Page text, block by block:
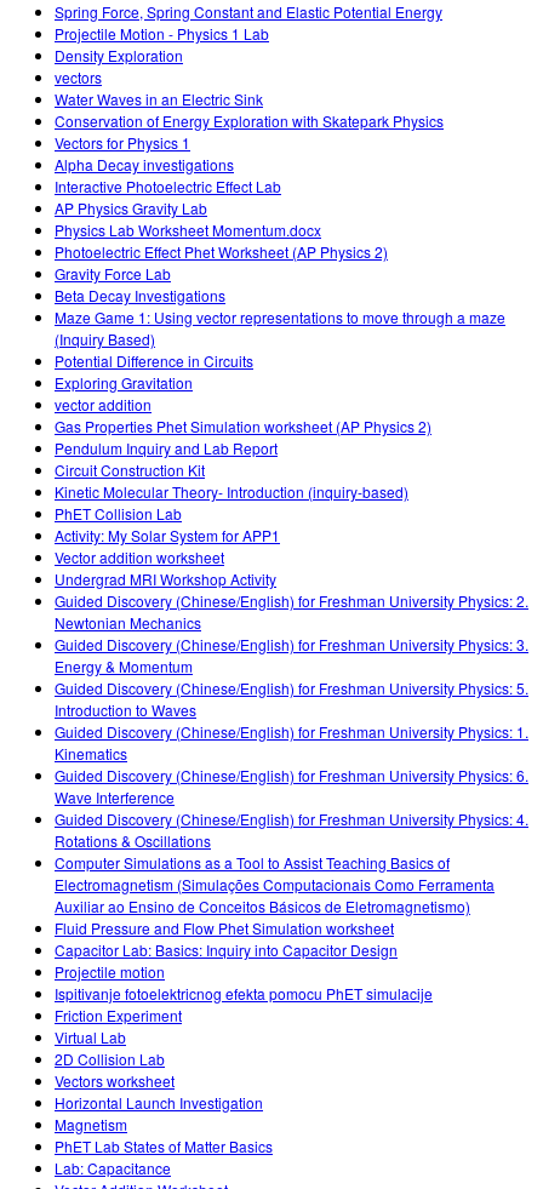
Spring Force, Spring Constant and Elastic Potential Energy
Projectile Motion - Physics 1 Lab
Density Exploration
vectors
Water Waves in an Electric Sink
Conservation of Energy Exploration with Skatepark Physics
Vectors for Physics 1
Alpha Decay investigations
Interactive Photoelectric Effect Lab
AP Physics Gravity Lab
Physics Lab Worksheet Momentum.docx
Photoelectric Effect Phet Worksheet (AP Physics 2)
Gravity Force Lab
Beta Decay Investigations
Maze Game 1: Using vector representations to move through a maze
(Inquiry Based)
Potential Difference in Circuits
Exploring Gravitation
vector addition
Gas Properties Phet Simulation worksheet (AP Physics 2)
Pendulum Inquiry and Lab Report
Circuit Construction Kit
Kinetic Molecular Theory- Introduction (inquiry-based)
PhET Collision Lab
Activity: My Solar System for APP1
Vector addition worksheet
Undergrad MRI Workshop Activity
Guided Discovery (Chinese/English) for Freshman University Physics: 2.
Newtonian Mechanics
Guided Discovery (Chinese/English) for Freshman University Physics: 3.
Energy & Momentum
Guided Discovery (Chinese/English) for Freshman University Physics: 5.
Introduction to Waves
Guided Discovery (Chinese/English) for Freshman University Physics: 1.
Kinematics
Guided Discovery (Chinese/English) for Freshman University Physics: 6.
Wave Interference
Guided Discovery (Chinese/English) for Freshman University Physics: 4.
Rotations & Oscillations
Computer Simulations as a Tool to Assist Teaching Basics of
Electromagnetism (Simulações Computacionais Como Ferramenta
Auxiliar ao Ensino de Conceitos Básicos de Eletromagnetismo)
Fluid Pressure and Flow Phet Simulation worksheet
Capacitor Lab: Basics: Inquiry into Capacitor Design
Projectile motion
Ispitivanje fotoelektricnog efekta pomocu PhET simulacije
Friction Experiment
Virtual Lab
2D Collision Lab
Vectors worksheet
Horizontal Launch Investigation
Magnetism
PhET Lab States of Matter Basics
Lab: Capacitance